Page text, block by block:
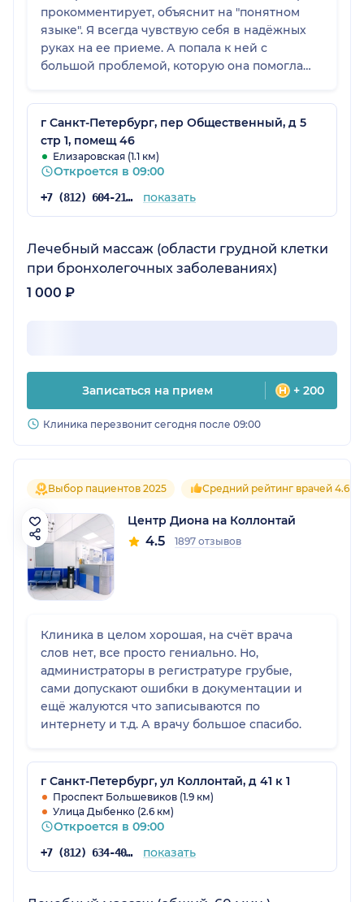
прокомментирует, объяснит на "понятном
языке". Я всегда чувствую себя в надёжных
руках на ее приеме. А попала к ней с
большой проблемой, которую она помогла
самое главное!
г Санкт-Петербург, пер Общественный, д 5
стр 1, помещ 46
Елизаровская (1.1 км)
Откроется в 09:00
+7 (812) 604-21-56 показать
Лечебный массаж (области грудной клетки
при бронхолегочных заболеваниях)
1 000 ₽
Записаться на прием + 200
Клиника перезвонит сегодня после 09:00
Выбор пациентов 2025 Средний рейтинг врачей 4.6
Центр Диона на Коллонтай
4.5 1897 отзывов
Клиника в целом хорошая, на счёт врача
слов нет, все просто гениально. Но,
администраторы в регистратуре грубые,
сами допускают ошибки в документации и
ещё жалуются что записываются по
интернету и т.д. А врачу большое спасибо.
г Санкт-Петербург, ул Коллонтай, д 41 к 1
Проспект Большевиков (1.9 км)
Улица Дыбенко (2.6 км)
Откроется в 09:00
+7 (812) 634-40-76 показать